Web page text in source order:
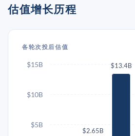
估值增长历程
各轮次投后估值
$2.65B
$13.4B
$5B
$10B
$15B